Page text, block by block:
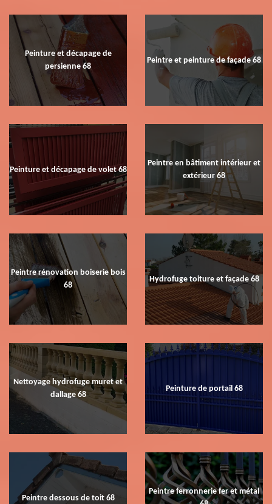
Peinture et décapage de
persienne 68
Peintre et peinture de façade 68
Peinture et décapage de volet 68
Peintre en bâtiment intérieur et
extérieur 68
Peintre rénovation boiserie bois
68
Hydrofuge toiture et façade 68
Nettoyage hydrofuge muret et
dallage 68
Peinture de portail 68
Peintre dessous de toit 68
Peintre ferronnerie fer et métal